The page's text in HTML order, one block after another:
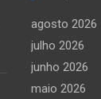
agosto 2026
julho 2026
junho 2026
maio 2026